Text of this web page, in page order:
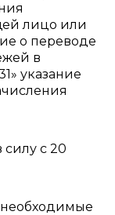
лицо или
о переводе
в
указание
с 20